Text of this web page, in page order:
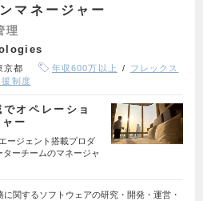
マネージャー
理
京都 年収600万以上
フレックス
制度
オペレーショ
ー
ージェント搭載プロダ
ーチームのマネージャ
に関するソフトウェアの研究・開発・運営・